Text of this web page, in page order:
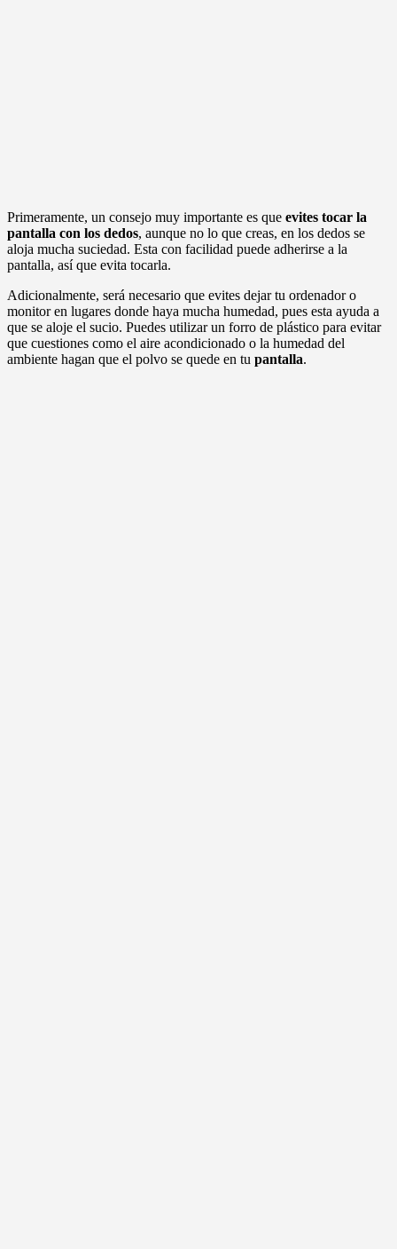
Primeramente, un consejo muy importante es que evites tocar la
pantalla con los dedos, aunque no lo que creas, en los dedos se
aloja mucha suciedad. Esta con facilidad puede adherirse a la
pantalla, así que evita tocarla.
Adicionalmente, será necesario que evites dejar tu ordenador o
monitor en lugares donde haya mucha humedad, pues esta ayuda a
que se aloje el sucio. Puedes utilizar un forro de plástico para evitar
que cuestiones como el aire acondicionado o la humedad del
ambiente hagan que el polvo se quede en tu pantalla.